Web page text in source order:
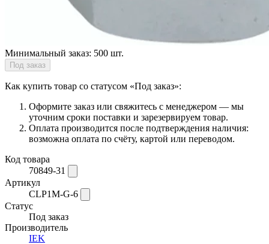
Минимальный заказ: 500 шт.
Под заказ
Как купить товар со статусом «Под заказ»:
Оформите заказ или свяжитесь с менеджером — мы
уточним сроки поставки и зарезервируем товар.
Оплата производится после подтверждения наличия:
возможна оплата по счёту, картой или переводом.
Код товара
70849-31
Артикул
CLP1M-G-6
Статус
Под заказ
Производитель
IEK